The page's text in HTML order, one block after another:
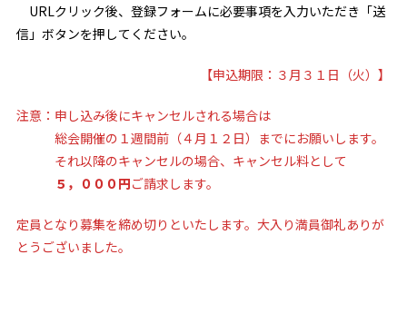
URLクリック後、登録フォームに必要事項を入力いただき「送
信」ボタンを押してください。
【申込期限：３月３１日（火）】
注意：申し込み後にキャンセルされる場合は
総会開催の１週間前（４月１２日）までにお願いします。
それ以降のキャンセルの場合、キャンセル料として
５，０００円ご請求します。
定員となり募集を締め切りといたします。大入り満員御礼ありが
とうございました。